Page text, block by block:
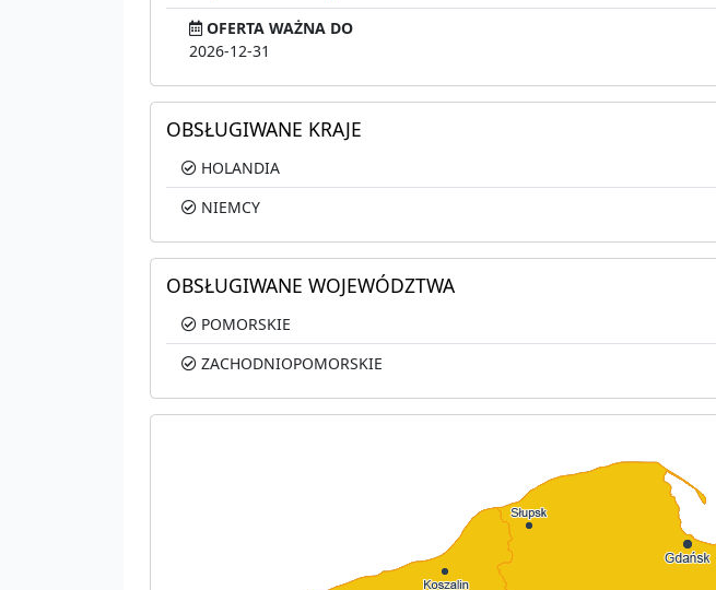
OFERTA WAŻNA DO
2026-12-31
OBSŁUGIWANE KRAJE
HOLANDIA
NIEMCY
OBSŁUGIWANE WOJEWÓDZTWA
POMORSKIE
ZACHODNIOPOMORSKIE